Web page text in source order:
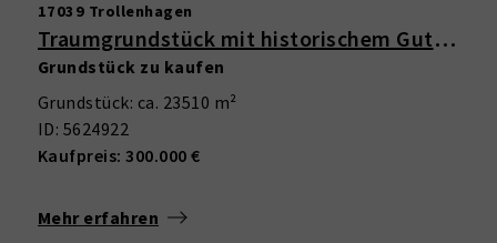
17039 Trollenhagen
Traumgrundstück mit historischem Gutshaus – 23.500 m² Grundstück mit Potenzial in Trollenhagen
Grundstück zu kaufen
Grundstück: ca. 23510 m²
ID: 5624922
Kaufpreis: 300.000 €
Mehr erfahren